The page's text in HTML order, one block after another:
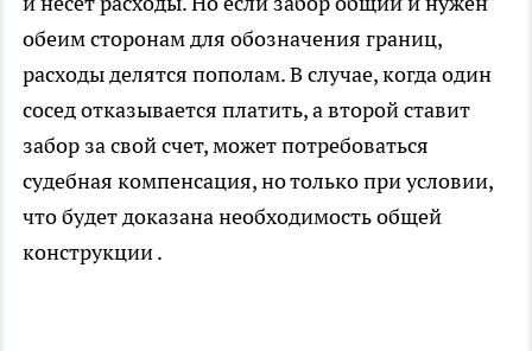
обеим сторонам для обозначения границ,
расходы делятся пополам. В случае, когда один
сосед отказывается платить, а второй ставит
забор за свой счет, может потребоваться
судебная компенсация, но только при условии,
что будет доказана необходимость общей
конструкции .